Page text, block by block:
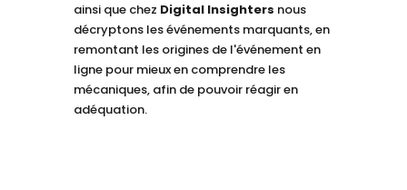
ainsi que chez Digital Insighters nous
décryptons les événements marquants, en
remontant les origines de l'événement en
ligne pour mieux en comprendre les
mécaniques, afin de pouvoir réagir en
adéquation.